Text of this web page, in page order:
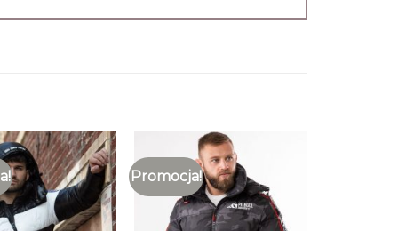
Promocja!